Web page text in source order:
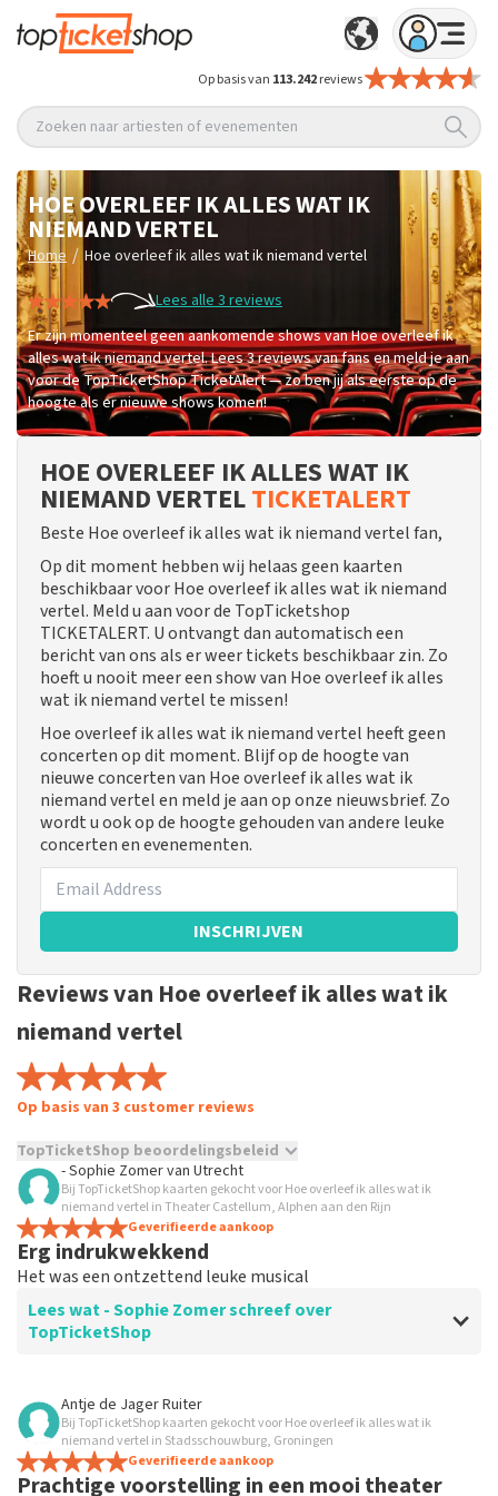
Op basis van 113.242reviews
Zoeken naar artiesten of evenementen
HOE OVERLEEF IK ALLES WAT IK
NIEMAND VERTEL
Home / Hoe overleef ik alles wat ik niemand vertel
Lees alle 3 reviews
Er zijn momenteel geen aankomende shows van Hoe overleef ik
alles wat ik niemand vertel. Lees 3 reviews van fans en meld je aan
voor de TopTicketShop TicketAlert — zo ben jij als eerste op de
hoogte als er nieuwe shows komen!
HOE OVERLEEF IK ALLES WAT IK
NIEMAND VERTELTICKETALERT
Beste Hoe overleef ik alles wat ik niemand vertel fan,
Op dit moment hebben wij helaas geen kaarten
beschikbaar voor Hoe overleef ik alles wat ik niemand
vertel. Meld u aan voor de TopTicketshop
TICKETALERT. U ontvangt dan automatisch een
bericht van ons als er weer tickets beschikbaar zin. Zo
hoeft u nooit meer een show van Hoe overleef ik alles
wat ik niemand vertel te missen!
Hoe overleef ik alles wat ik niemand vertel heeft geen
concerten op dit moment. Blijf op de hoogte van
nieuwe concerten van Hoe overleef ik alles wat ik
niemand vertel en meld je aan op onze nieuwsbrief. Zo
wordt u ook op de hoogte gehouden van andere leuke
concerten en evenementen.
INSCHRIJVEN
Reviews van Hoe overleef ik alles wat ik
niemand vertel
Op basis van 3 customer reviews
TopTicketShop beoordelingsbeleid
TopTicketShop verzamelt reviews van echte klanten. Het is
niet mogelijk om een review achter te laten als je geen
tickets hebt aangeschaft bij TopTicketShop. Reviews met
grof taalgebruik en/of onwaarheden worden niet geplaatst.
Het kan enkele weken duren voordat een review wordt
geplaatst.
- Sophie Zomervan Utrecht
Bij TopTicketShop kaarten gekocht voor Hoe overleef ik alles wat ik
niemand vertel in Theater Castellum, Alphen aan den Rijn
Geverifieerde aankoop
Erg indrukwekkend
Het was een ontzettend leuke musical
Lees wat - Sophie Zomer schreef over
TopTicketShop
Beoordeling van - Sophie Zomer over
Te duur
Antje de Jager Ruiter
Bij TopTicketShop kaarten gekocht voor Hoe overleef ik alles wat ik
niemand vertel in Stadsschouwburg, Groningen
Geverifieerde aankoop
Prachtige voorstelling in een mooi theater